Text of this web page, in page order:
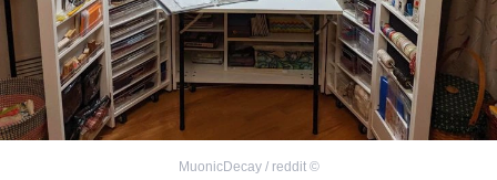
©
MuonicDecay / reddit